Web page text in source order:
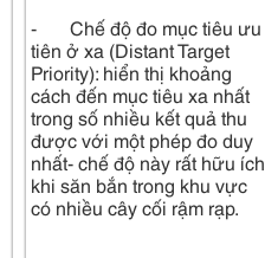
- Chế độ đo mục tiêu ưu
tiên ở xa (Distant Target
Priority): hiển thị khoảng
cách đến mục tiêu xa nhất
trong số nhiều kết quả thu
được với một phép đo duy
nhất- chế độ này rất hữu ích
khi săn bắn trong khu vực
có nhiều cây cối rậm rạp.